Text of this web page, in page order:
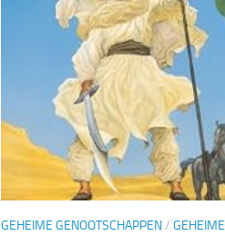
GEHEIME GENOOTSCHAPPEN/ GEHEIME